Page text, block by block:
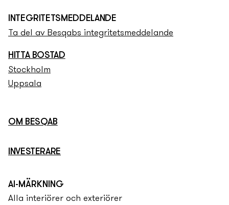
INTEGRITETS­­MEDDELANDE
Ta del av Besqabs integritets­­meddelande
HITTA BOSTAD
Stockholm
Uppsala
OM BESQAB
INVESTERARE
AI-MÄRKNING
Alla interiörer och exteriörer